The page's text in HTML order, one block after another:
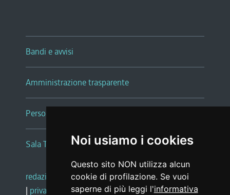
Noi usiamo i cookies
Questo sito NON utilizza alcun
cookie di profilazione. Se vuoi
saperne di più leggi l'informativa
Bandi e avvisi
Amministrazione trasparente
Persone e Uffici
Sala Tiziano Tessitori
redazione web |note legali |glossario
| privacy social media policy